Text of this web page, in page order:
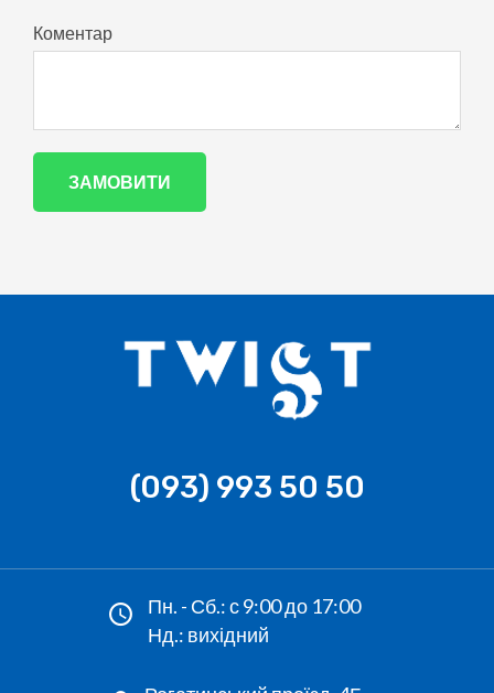
Коментар
(093) 993 50 50
Пн. - Сб.: с 9:00 до 17:00
Нд.: вихідний